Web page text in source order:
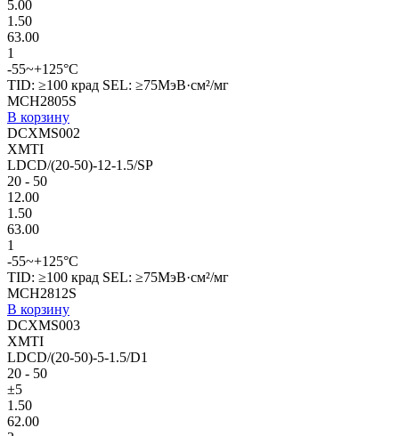
5.00
1.50
63.00
1
-55~+125°C
TID: ≥100 крад SEL: ≥75МэВ·см²/мг
MCH2805S
В корзину
DCXMS002
XMTI
LDCD/(20-50)-12-1.5/SP
20 - 50
12.00
1.50
63.00
1
-55~+125°C
TID: ≥100 крад SEL: ≥75МэВ·см²/мг
MCH2812S
В корзину
DCXMS003
XMTI
LDCD/(20-50)-5-1.5/D1
20 - 50
±5
1.50
62.00